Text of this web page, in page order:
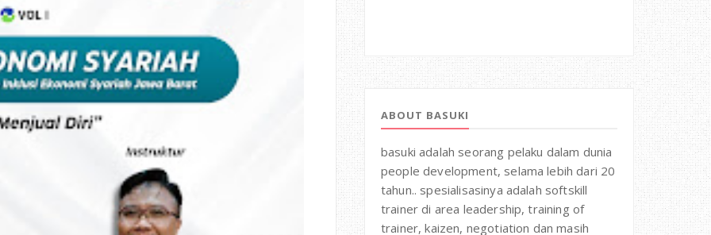
ABOUT BASUKI
basuki adalah seorang pelaku dalam dunia
people development, selama lebih dari 20
tahun.. spesialisasinya adalah softskill
trainer di area leadership, training of
trainer, kaizen, negotiation dan masih